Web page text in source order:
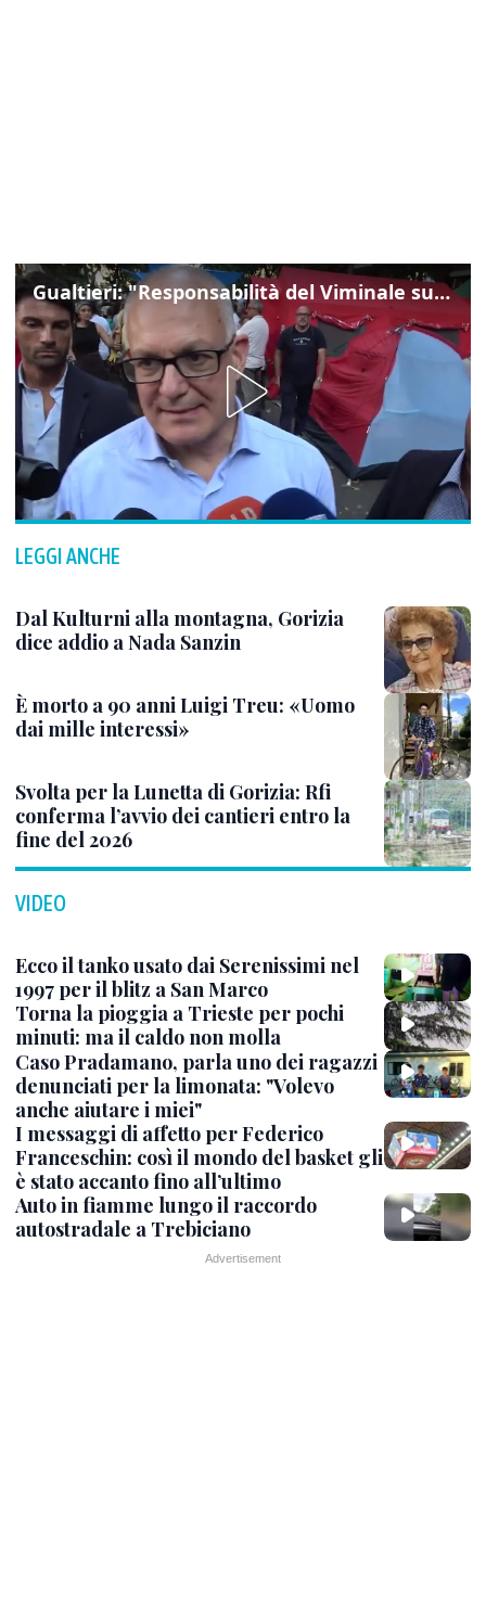
Gualtieri: "Responsabilità del Viminale su Spin Time? La posizione dei partiti è nota"
LEGGI ANCHE
Dal Kulturni alla montagna, Gorizia
dice addio a Nada Sanzin
È morto a 90 anni Luigi Treu: «Uomo
dai mille interessi»
Svolta per la Lunetta di Gorizia: Rfi
conferma l’avvio dei cantieri entro la
fine del 2026
VIDEO
Ecco il tanko usato dai Serenissimi nel
1997 per il blitz a San Marco
Torna la pioggia a Trieste per pochi
minuti: ma il caldo non molla
Caso Pradamano, parla uno dei ragazzi
denunciati per la limonata: "Volevo
anche aiutare i miei"
I messaggi di affetto per Federico
Franceschin: così il mondo del basket gli
è stato accanto fino all’ultimo
Auto in fiamme lungo il raccordo
autostradale a Trebiciano